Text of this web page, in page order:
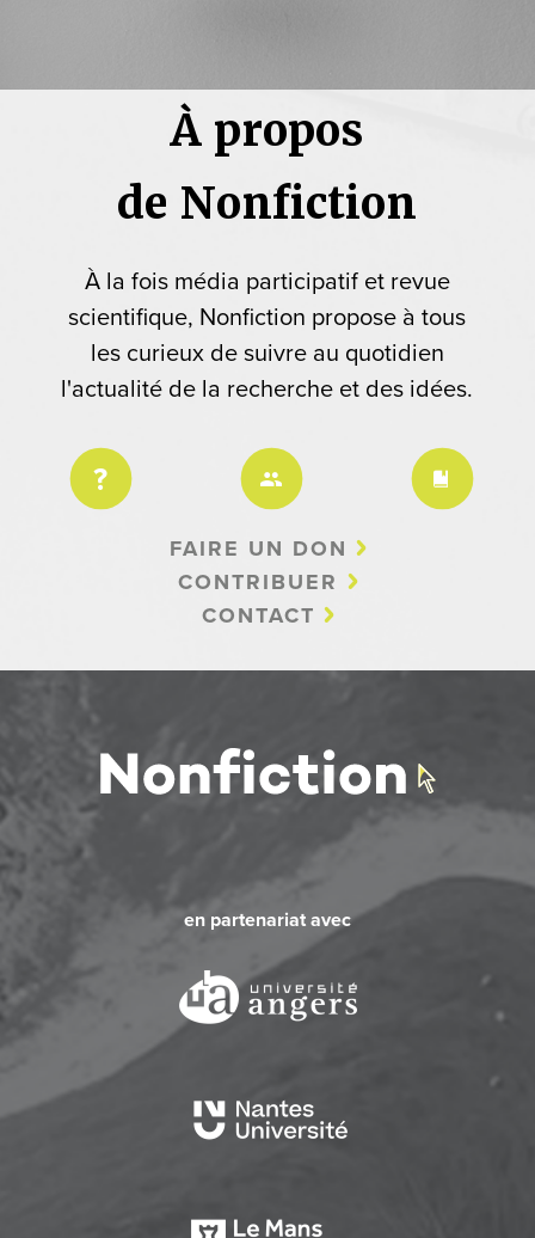
À propos
de Nonfiction
À la fois média participatif et revue
scientifique, Nonfiction propose à tous
les curieux de suivre au quotidien
l'actualité de la recherche et des idées.
FAIRE UN DON
CONTRIBUER
CONTACT
en partenariat avec